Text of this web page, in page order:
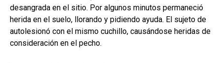
desangrada en el sitio. Por algunos minutos permaneció
herida en el suelo, llorando y pidiendo ayuda. El sujeto de
autolesionó con el mismo cuchillo, causándose heridas de
consideración en el pecho.